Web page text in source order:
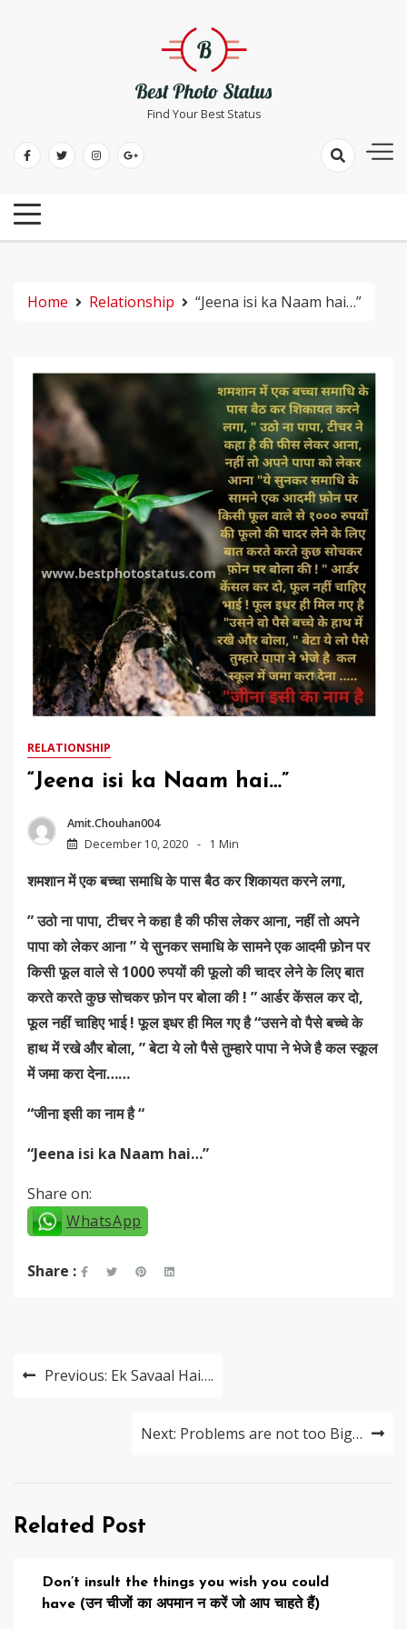
Find Your Best Status
Home Relationship “Jeena isi ka Naam hai…”
RELATIONSHIP
“Jeena isi ka Naam hai…”
Amit.chouhan004
December 10, 2020
1 Min
शमशानमें एक बच्चा समाधि के पास बैठ कर शिकायत करने लगा,
” उठो ना पापा, टीचर ने कहा है की फीस लेकर आना, नहीं तो अपने
पापा को लेकर आना ” ये सुनकर समाधि के सामने एक आदमी फ़ोन पर
किसी फूल वाले से 1000 रुपयों की फूलो की चादर लेने के लिए बात
करते करते कुछ सोचकर फ़ोन पर बोला की ! ” आर्डर केंसल कर दो,
फूल नहीं चाहिए भाई ! फूल इधर ही मिल गए है “उसने वो पैसे बच्चे के
हाथ में रखे और बोला, ” बेटा ये लो पैसे तुम्हारे पापा ने भेजे है कल स्कूल
में जमा करा देना……
“जीना इसी का नाम है “
“Jeena isi ka Naam hai…”
Share on:
WhatsApp
Share :
PostPrevious: Ek Savaal Hai….
Next: Problems are not too Big…
Related Post
Don’t insult the things you wish you could
have (उन चीजों का अपमान न करें जो आप चाहते हैं)